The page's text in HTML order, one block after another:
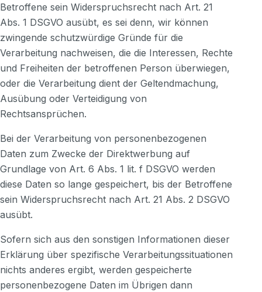
Betroffene sein Widerspruchsrecht nach Art. 21
Abs. 1 DSGVO ausübt, es sei denn, wir können
zwingende schutzwürdige Gründe für die
Verarbeitung nachweisen, die die Interessen, Rechte
und Freiheiten der betroffenen Person überwiegen,
oder die Verarbeitung dient der Geltendmachung,
Ausübung oder Verteidigung von
Rechtsansprüchen.
Bei der Verarbeitung von personenbezogenen
Daten zum Zwecke der Direktwerbung auf
Grundlage von Art. 6 Abs. 1 lit. f DSGVO werden
diese Daten so lange gespeichert, bis der Betroffene
sein Widerspruchsrecht nach Art. 21 Abs. 2 DSGVO
ausübt.
Sofern sich aus den sonstigen Informationen dieser
Erklärung über spezifische Verarbeitungssituationen
nichts anderes ergibt, werden gespeicherte
personenbezogene Daten im Übrigen dann